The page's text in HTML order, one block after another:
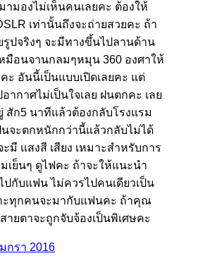
ามองไม่เห็นคนเลยคะ ต้องให้
เท่านั้นถึงจะถ่ายสวยคะ ถ้า
รูปจริงๆ จะมีทางขึ้นไปลานด้าน
มือนจานกลมๆหมุน 360 องศาให้
ะ อันนี้เป็นแบบเปิดเลยคะ แต่
ากาศไม่เป็นใจเลย ฝนตกคะ เลย
สัก5 นาทีแล้วต้องกลับโรงแรม
นจะตกหนักกว่านี้แล้วกลับไม่ได้
มี แสงสี เสียง เหมาะสำหรับการ
เย็นๆ ดูไฟคะ ถ้าจะให้แนะนำ
ปกับแฟน ไม่ควรไปคนเดียวเป็น
าะทุกคนจะมากับแฟนคะ ถ้าคุณ
ายตาจะถูกจับจ้องเป็นพิเศษคะ
กรา 2016